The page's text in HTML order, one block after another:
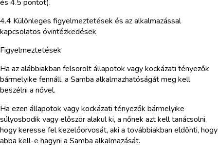
és 4.5 pontot).
4.4 Különleges figyelmeztetések és az alkalmazással
kapcsolatos óvintézkedések
Figyelmeztetések
Ha az alábbiakban felsorolt állapotok vagy kockázati tényezők
bármelyike fennáll, a Samba alkalmazhatóságát meg kell
beszélni a nővel.
Ha ezen állapotok vagy kockázati tényezők bármelyike
súlyosbodik vagy először alakul ki, a nőnek azt kell tanácsolni,
hogy keresse fel kezelőorvosát, aki a továbbiakban eldönti, hogy
abba kell-e hagyni a Samba alkalmazását.